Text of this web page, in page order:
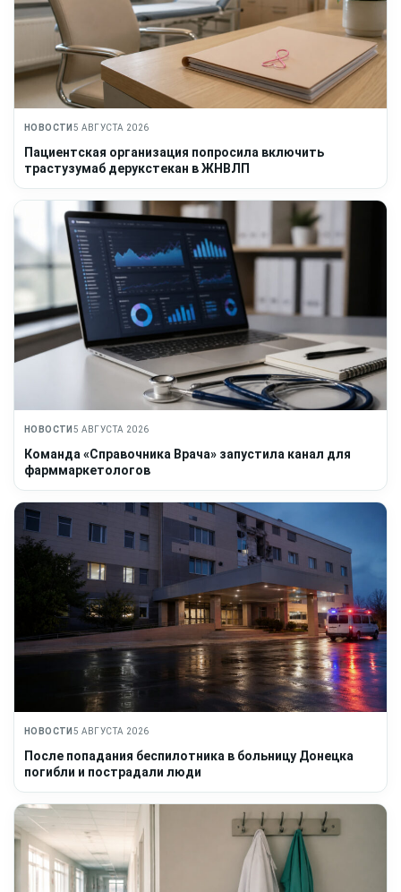
НОВОСТИ 5 АВГУСТА 2026
Пациентская организация попросила включить
трастузумаб дерукстекан в ЖНВЛП
НОВОСТИ 5 АВГУСТА 2026
Команда «Справочника Врача» запустила канал для
фарммаркетологов
НОВОСТИ 5 АВГУСТА 2026
После попадания беспилотника в больницу Донецка
погибли и пострадали люди